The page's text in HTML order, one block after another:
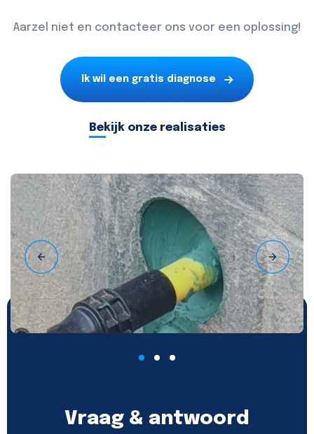
Aarzel niet en contacteer ons voor een oplossing!
Ik wil een gratis diagnose
Bekijk onze realisaties
Vraag & antwoord